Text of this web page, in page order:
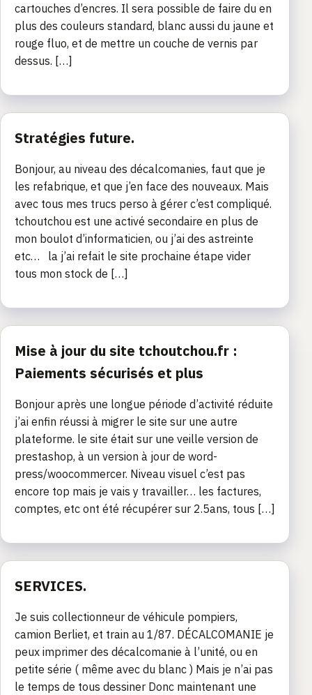
cartouches d’encres. Il sera possible de faire du en
plus des couleurs standard, blanc aussi du jaune et
rouge fluo, et de mettre un couche de vernis par
dessus. […]
Stratégies future.
Bonjour, au niveau des décalcomanies, faut que je
les refabrique, et que j’en face des nouveaux. Mais
avec tous mes trucs perso à gérer c’est compliqué.
tchoutchou est une activé secondaire en plus de
mon boulot d’informaticien, ou j’ai des astreinte
etc… la j’ai refait le site prochaine étape vider
tous mon stock de […]
Mise à jour du site tchoutchou.fr :
Paiements sécurisés et plus
Bonjour après une longue période d’activité réduite
j’ai enfin réussi à migrer le site sur une autre
plateforme. le site était sur une veille version de
prestashop, à un version à jour de word-
press/woocommercer. Niveau visuel c’est pas
encore top mais je vais y travailler… les factures,
comptes, etc ont été récupérer sur 2.5ans, tous […]
SERVICES.
Je suis collectionneur de véhicule pompiers,
camion Berliet, et train au 1/87. DÉCALCOMANIE je
peux imprimer des décalcomanie à l’unité, ou en
petite série ( même avec du blanc ) Mais je n’ai pas
le temps de tous dessiner Donc maintenant une